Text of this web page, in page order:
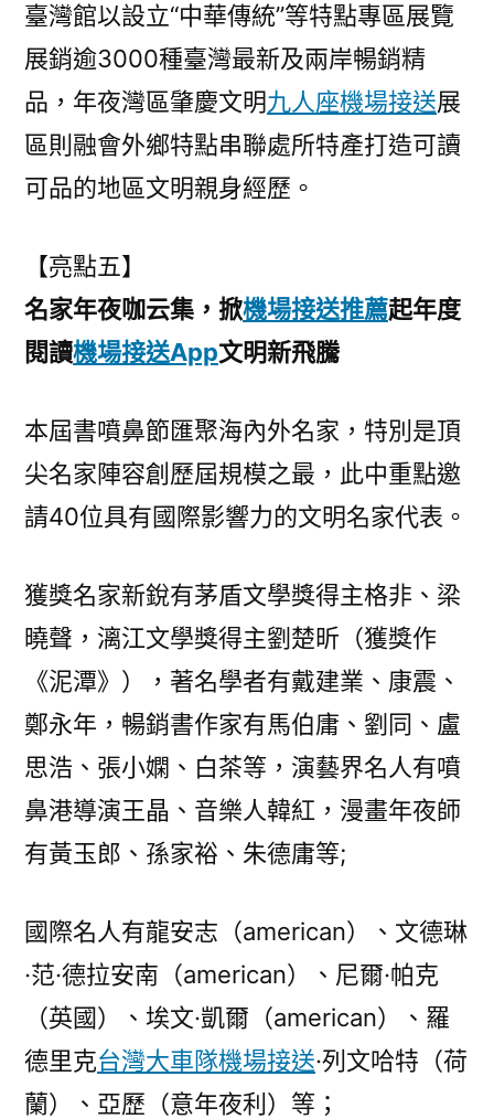
臺灣館以設立“中華傳統”等特點專區展覽
展銷逾3000種臺灣最新及兩岸暢銷精
品，年夜灣區肇慶文明九人座機場接送展
區則融會外鄉特點串聯處所特產打造可讀
可品的地區文明親身經歷。
【亮點五】
名家年夜咖云集，掀機場接送推薦起年度
閱讀機場接送App文明新飛騰
本屆書噴鼻節匯聚海內外名家，特別是頂
尖名家陣容創歷屆規模之最，此中重點邀
請40位具有國際影響力的文明名家代表。
獲獎名家新銳有茅盾文學獎得主格非、梁
曉聲，漓江文學獎得主劉楚昕（獲獎作
《泥潭》），著名學者有戴建業、康震、
鄭永年，暢銷書作家有馬伯庸、劉同、盧
思浩、張小嫻、白茶等，演藝界名人有噴
鼻港導演王晶、音樂人韓紅，漫畫年夜師
有黃玉郎、孫家裕、朱德庸等;
國際名人有龍安志（american）、文德琳
·范·德拉安南（american）、尼爾·帕克
（英國）、埃文·凱爾（american）、羅
德里克台灣大車隊機場接送·列文哈特（荷
蘭）、亞歷（意年夜利）等；